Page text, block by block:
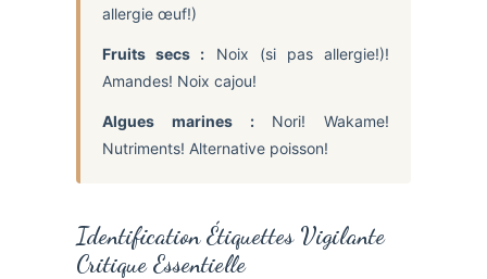
allergie œuf!)
Fruits secs : Noix (si pas allergie!)!
Amandes! Noix cajou!
Algues marines :Nori! Wakame!
Nutriments! Alternative poisson!
Identification Étiquettes Vigilante
Critique Essentielle